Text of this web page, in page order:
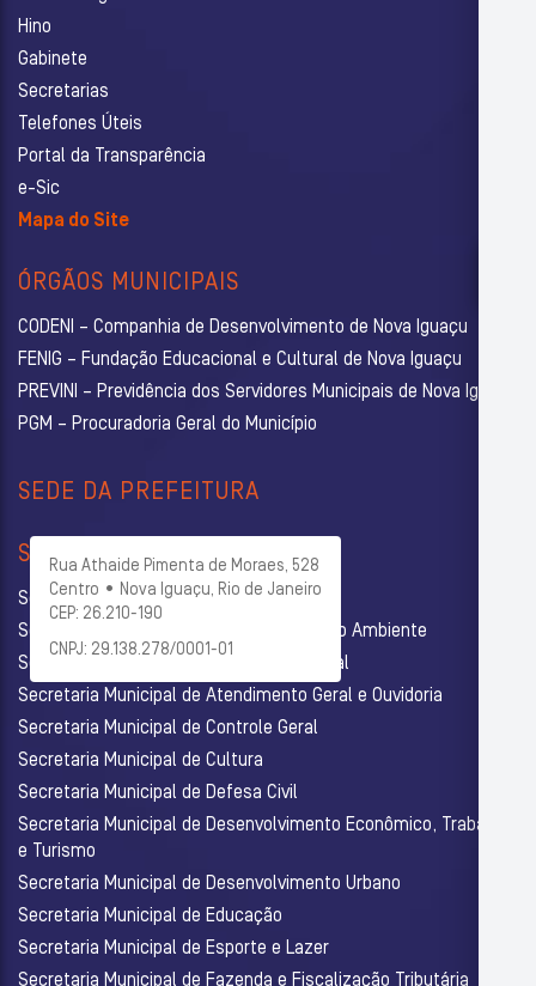
Hino
Gabinete
Secretarias
Telefones Úteis
Portal da Transparência
e-Sic
Mapa do Site
ÓRGÃOS MUNICIPAIS
CODENI – Companhia de Desenvolvimento de Nova Iguaçu
FENIG – Fundação Educacional e Cultural de Nova Iguaçu
PREVINI – Previdência dos Servidores Municipais de Nova Iguaçu
PGM – Procuradoria Geral do Município
SEDE DA PREFEITURA
Rua Athaide Pimenta de Moraes, 528
Centro • Nova Iguaçu, Rio de Janeiro
CEP: 26.210-190
CNPJ: 29.138.278/0001-01
SECRETARIAS
Secretaria Municipal de Administração
Secretaria Municipal de Agricultura e Meio Ambiente
Secretaria Municipal de Assistência Social
Secretaria Municipal de Atendimento Geral e Ouvidoria
Secretaria Municipal de Controle Geral
Secretaria Municipal de Cultura
Secretaria Municipal de Defesa Civil
Secretaria Municipal de Desenvolvimento Econômico, Trabalho
e Turismo
Secretaria Municipal de Desenvolvimento Urbano
Secretaria Municipal de Educação
Secretaria Municipal de Esporte e Lazer
Secretaria Municipal de Fazenda e Fiscalização Tributária